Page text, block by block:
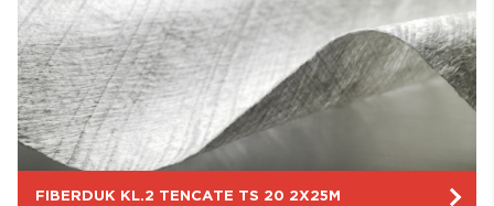
FIBERDUK KL.2 TENCATE TS 20 2X25M